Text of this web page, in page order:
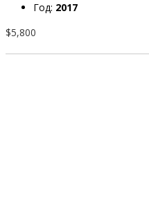
Год: 2017
$5,800